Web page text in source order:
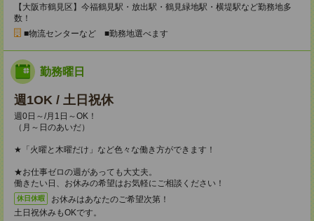
【大阪市鶴見区】今福鶴見駅・放出駅・鶴見緑地駅・横堤駅など勤務地多
数！
■物流センターなど ■勤務地選べます
勤務曜日
週1OK / 土日祝休
週0日～/月1日～OK！
（月～日のあいだ）
★「火曜と木曜だけ」など色々な働き方ができます！
★お仕事ゼロの週があっても大丈夫。
働きたい日、お休みの希望はお気軽にご相談ください！
休日休暇
お休みはあなたのご希望次第！
土日祝休みもOKです。